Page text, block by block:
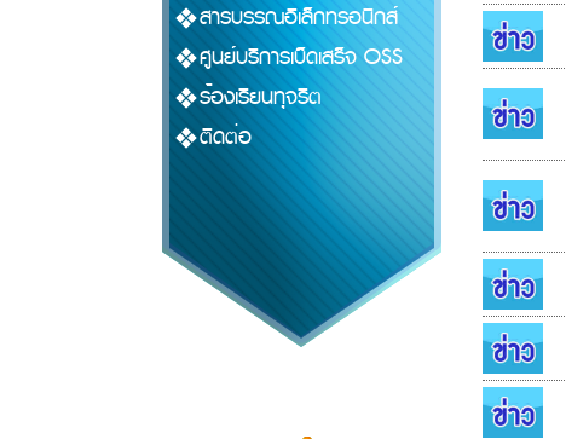
สารบรรณอิเล็กทรอนิกส์
ศูนย์บริการเบ็ดเสร็จ OSS
ร้องเรียนทุจริต
ติดต่อ